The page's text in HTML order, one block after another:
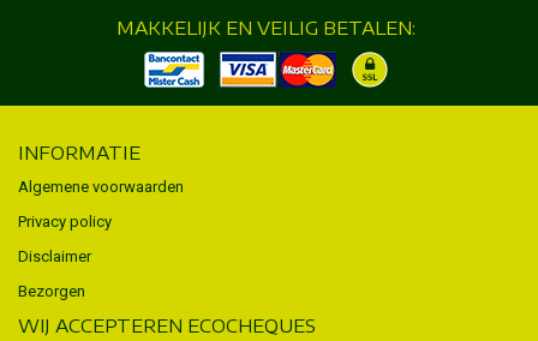
MAKKELIJK EN VEILIG BETALEN:
INFORMATIE
Algemene voorwaarden
Privacy policy
Disclaimer
Bezorgen
WIJ ACCEPTEREN ECOCHEQUES